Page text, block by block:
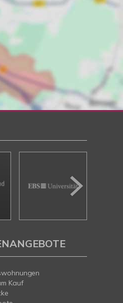
Kauf